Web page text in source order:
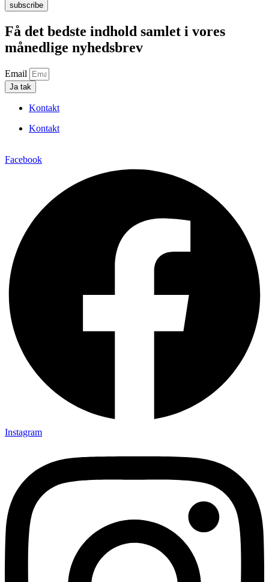
subscribe
Få det bedste indhold samlet i vores
månedlige nyhedsbrev
Email
Ja tak
Kontakt
Kontakt
Facebook
Instagram